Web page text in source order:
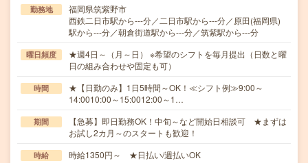
勤務地
福岡県筑紫野市
西鉄二日市駅から---分／二日市駅から---分／原田(福岡県)
駅から---分／朝倉街道駅から---分／筑紫駅から---分
曜日頻度
★週4日～（月～日） ※希望のシフトを毎月提出（日数と曜
日の組み合わせや固定も可）
時間
★【日勤のみ】1日5時間～OK！≪シフト例≫9:00～
14:0010:00～15:0012:00～1…
期間
【急募】即日勤務OK！中旬～など開始日相談可 ★まずは
お試し2カ月～のスタートも歓迎！
時給 時給1350円～ ★日払い/週払いOK